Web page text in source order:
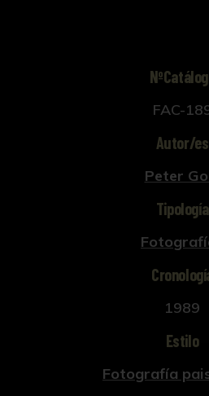
FAC-
Autor/es
Peter
Tipología
1989
Estilo
Fotografía